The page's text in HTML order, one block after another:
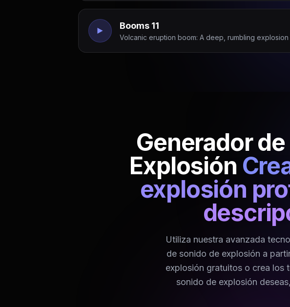
Booms 11
Volcanic eruption boom: A deep, rumbling
Generador
Explosión
explosión
Utiliza nuestra avanzada
de sonido de explosión a
explosión gratuitos o crea los
sonido de explosión